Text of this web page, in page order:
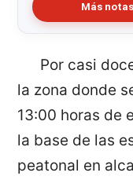
Más
Por casi
la zona donde
13:00 horas de
la base de las
peatonal en